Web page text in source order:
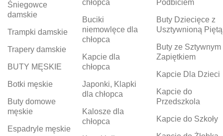
Śniegowce
damskie
Trampki damskie
Trapery damskie
BUTY MĘSKIE
Botki męskie
Buty domowe
męskie
Espadryle męskie
chłopca
Buciki
niemowlęce dla
chłopca
Kapcie dla
chłopca
Japonki, Klapki
dla chłopca
Kalosze dla
chłopca
Podbiciem
Buty Dziecięce z
Usztywnioną Piętą
Buty ze Sztywnym
Zapiętkiem
Kapcie Dla Dzieci
Kapcie do
Przedszkola
Kapcie do Szkoły